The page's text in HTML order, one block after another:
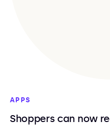
APPS
Shoppers can now